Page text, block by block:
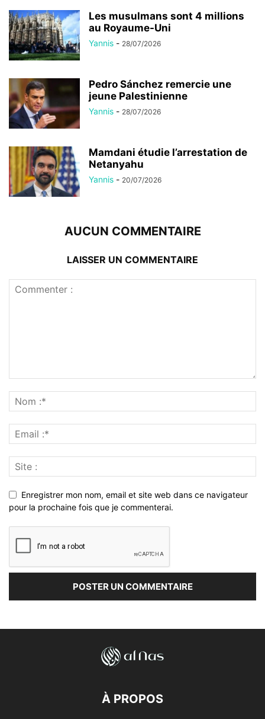
Les musulmans sont 4 millions
au Royaume-Uni
Yannis - 28/07/2026
Pedro Sánchez remercie une
jeune Palestinienne
Yannis - 28/07/2026
Mamdani étudie l’arrestation de
Netanyahu
Yannis - 20/07/2026
AUCUN COMMENTAIRE
LAISSER UN COMMENTAIRE
Enregistrer mon nom, email et site web dans ce navigateur
pour la prochaine fois que je commenterai.
À PROPOS